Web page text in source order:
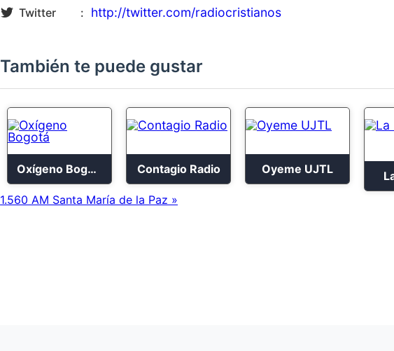
Twitter http://twitter.com/radiocristianos
También te puede gustar
Oxígeno Bogotá Contagio Radio Oyeme UJTL
1.560 AM Santa María de la Paz »